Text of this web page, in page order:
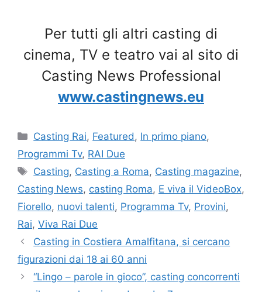
Per tutti gli altri casting di
cinema, TV e teatro vai al sito di
Casting News Professional
www.castingnews.eu
Categorie
Casting Rai, Featured , In primo piano,
Programmi Tv, RAI Due
Tag
Casting, Casting a Roma, Casting magazine,
Casting News, casting Roma, E viva il VideoBox,
Fiorello, nuovi talenti, Programma Tv, Provini,
Rai, Viva Rai Due
Casting in Costiera Amalfitana, si cercano
figurazioni dai 18 ai 60 anni
“Lingo – parole in gioco”, casting concorrenti